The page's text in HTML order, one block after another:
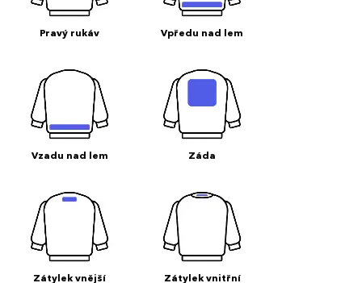
Pravý rukáv Vpředu nad lem
Vzadu nad lem Záda
Zátylek vnější Zátylek vnitřní